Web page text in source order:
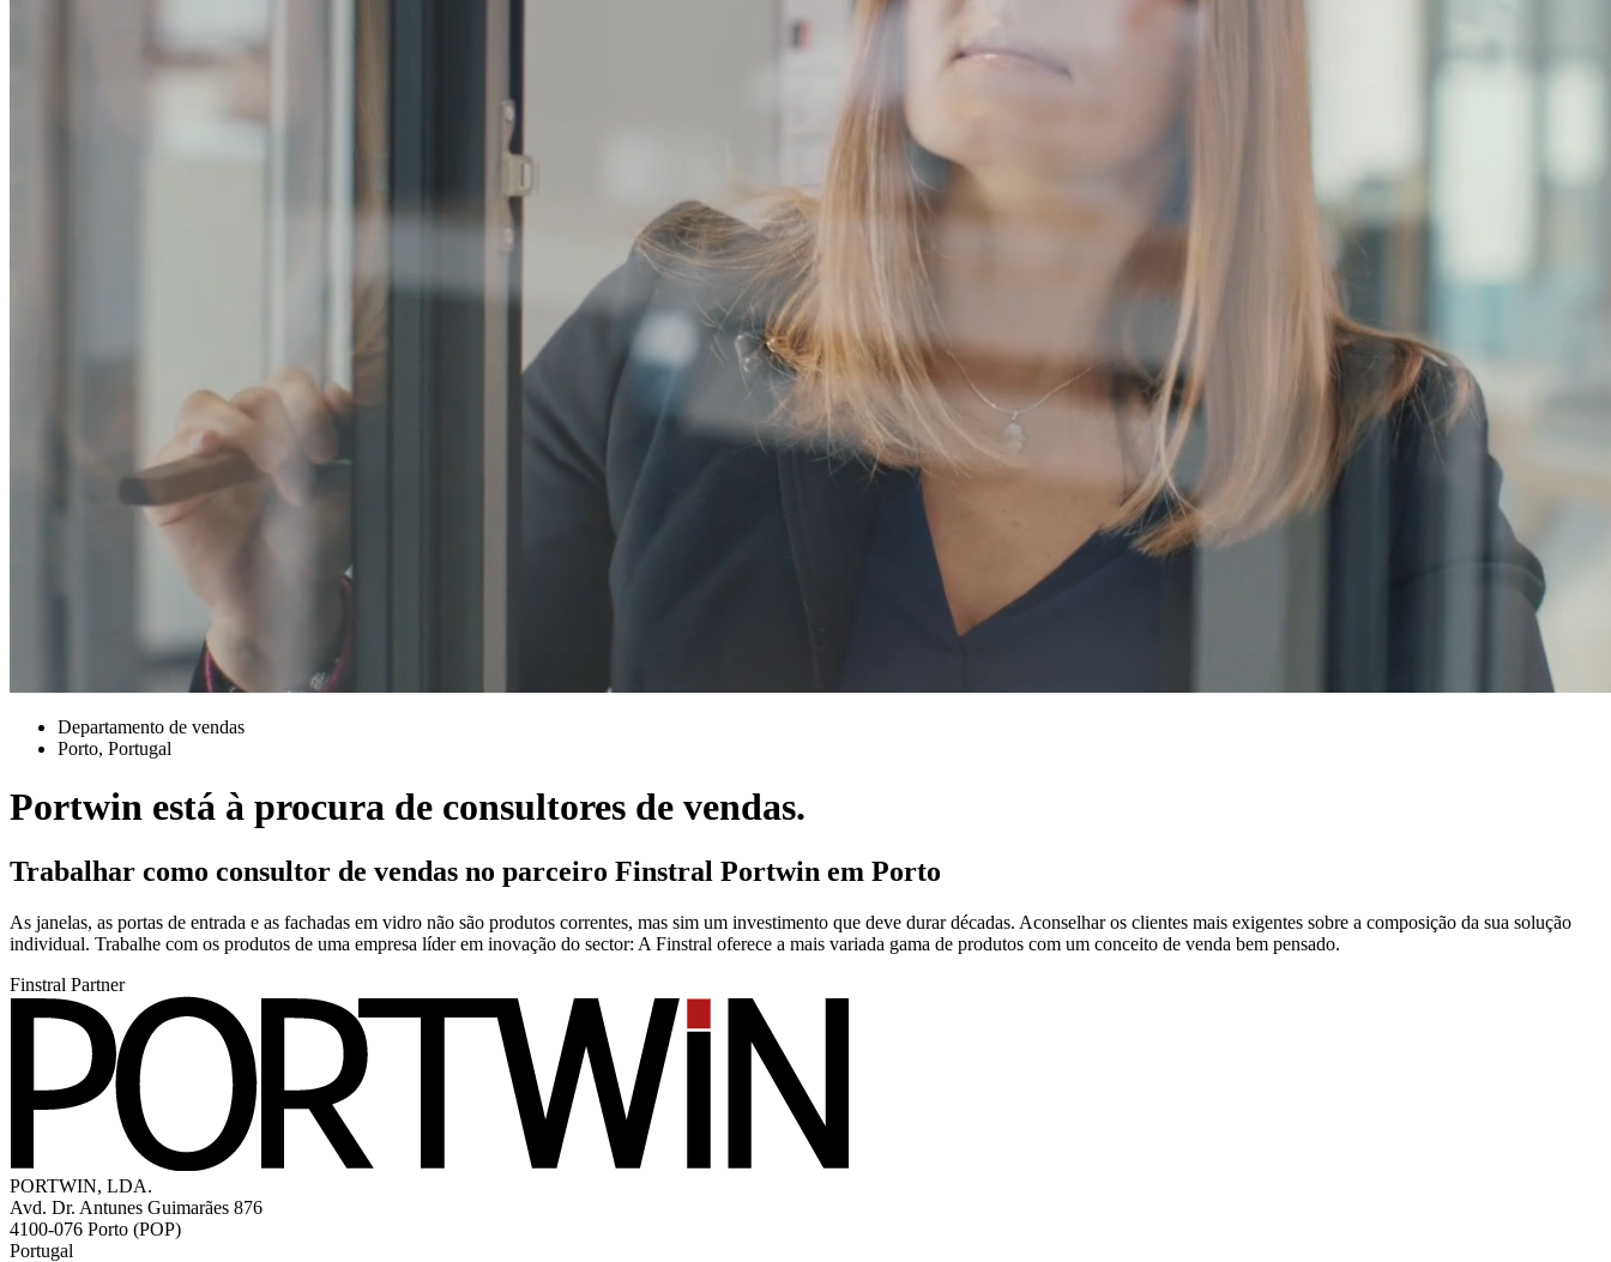
Departamento de vendas
Porto, Portugal
Portwin está à procura de consultores de vendas.
Trabalhar como consultor de vendas no parceiro Finstral Portwin em Porto
As janelas, as portas de entrada e as fachadas em vidro não são produtos correntes, mas sim um investimento que deve durar décadas. Aconselhar os clientes mais exigentes sobre a composição da sua solução
individual. Trabalhe com os produtos de uma empresa líder em inovação do sector: A Finstral oferece a mais variada gama de produtos com um conceito de venda bem pensado.
Finstral Partner
PORTWIN, LDA.
Avd. Dr. Antunes Guimarães 876
4100-076 Porto (POP)
Portugal